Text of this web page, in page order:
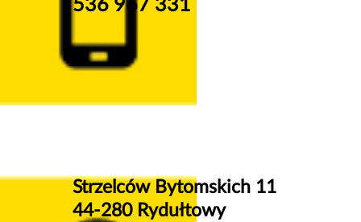
536 967 331
Strzelców Bytomskich 11
44-280 Rydułtowy